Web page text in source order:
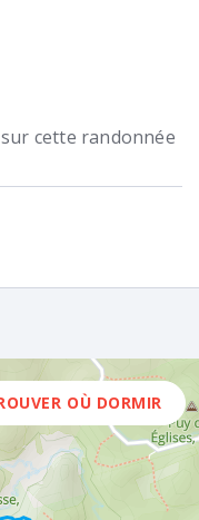
cette randonnée
OÙ DORMIR